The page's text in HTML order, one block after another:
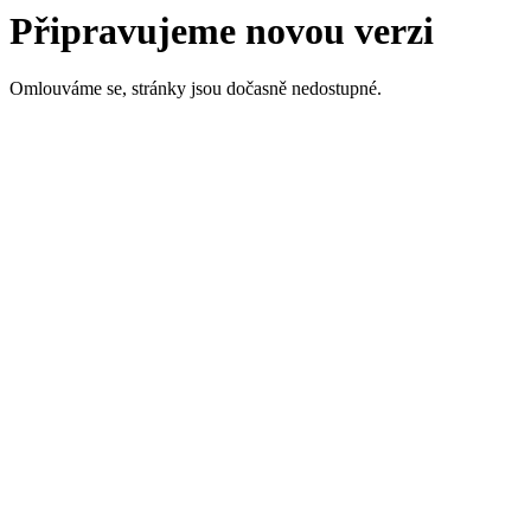
Připravujeme novou verzi
Omlouváme se, stránky jsou dočasně nedostupné.